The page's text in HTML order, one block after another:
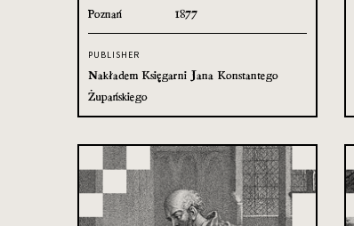
Poznań 1877
PUBLISHER
Nakładem Księgarni Jana Konstantego
Żupańskiego